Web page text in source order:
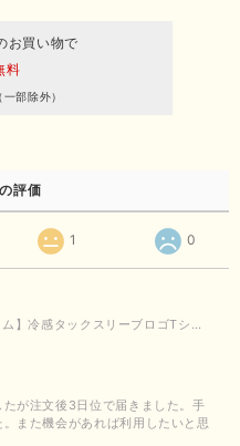
お買い物で
料
部除外）
評価
1 0
【QTUME／クチューム】冷感タックスリーブロゴTシャツ（ライトグレー）
が注文後3日位で届きました。手
また機会があれば利用したいと思